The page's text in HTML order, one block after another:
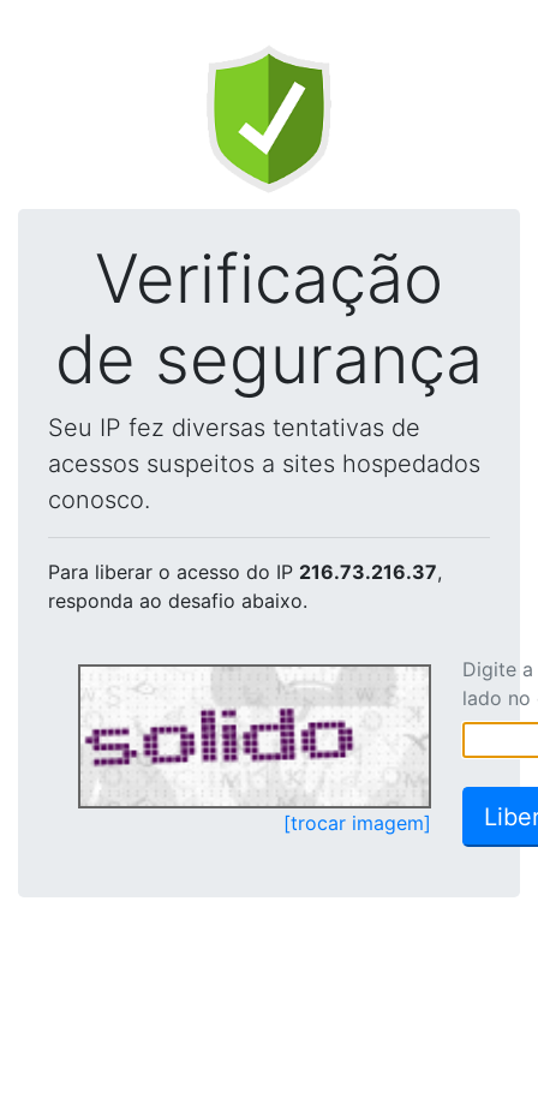
Verificação
de segurança
Seu IP fez diversas tentativas de
acessos suspeitos a sites hospedados
conosco.
Para liberar o acesso do IP 216.73.216.37,
responda ao desafio abaixo.
[trocar imagem]
Digite
lado no